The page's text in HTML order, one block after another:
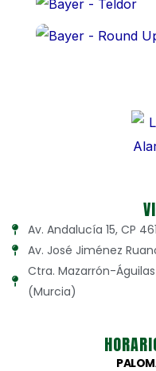
Av. Andalucía 15, CP
Av. José Jiménez
Ctra. Mazarrón-
(Murcia)